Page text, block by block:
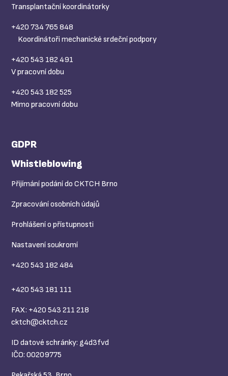
Transplantační koordinátorky
+420 734 765 848
Koordinátoři mechanické srdeční podpory
+420 543 182 491
V pracovní dobu
+420 543 182 525
Mimo pracovní dobu
GDPR
Whistleblowing
Přijímání podání do CKTCH Brno
Zpracování osobních údajů
Prohlášení o přístupnosti
Nastavení soukromí
+420 543 182 484
+420 543 181 111
FAX: +420 543 211 218
cktch@cktch.cz
ID datové schránky: g4d3fvd
IČO: 00209775